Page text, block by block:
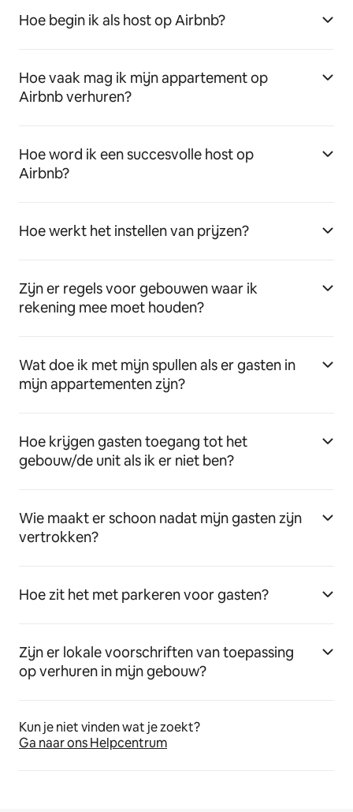
Hoe begin ik als host op Airbnb?
Hoe vaak mag ik mijn appartement op
Airbnb verhuren?
Hoe word ik een succesvolle host op
Airbnb?
Hoe werkt het instellen van prijzen?
Zijn er regels voor gebouwen waar ik
rekening mee moet houden?
Wat doe ik met mijn spullen als er gasten in
mijn appartementen zijn?
Hoe krijgen gasten toegang tot het
gebouw/de unit als ik er niet ben?
Wie maakt er schoon nadat mijn gasten zijn
vertrokken?
Hoe zit het met parkeren voor gasten?
Zijn er lokale voorschriften van toepassing
op verhuren in mijn gebouw?
Kun je niet vinden wat je zoekt?
Ga naar ons Helpcentrum